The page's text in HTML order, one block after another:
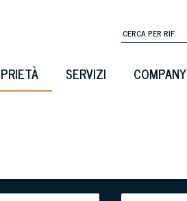
SERVIZI COMPANY